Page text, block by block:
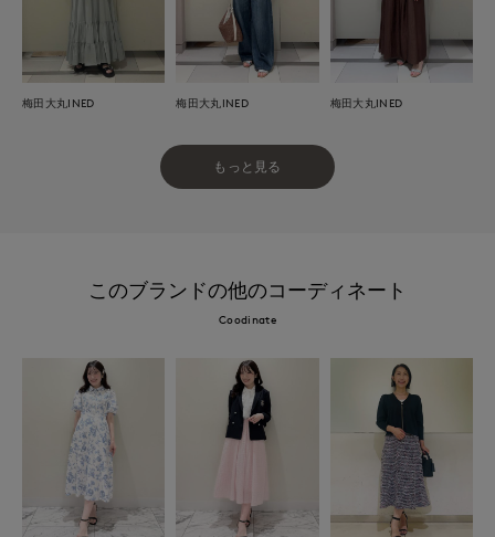
梅田大丸INED 梅田大丸INED 梅田大丸INED
もっと見る
このブランドの他のコーディネート
Coodinate